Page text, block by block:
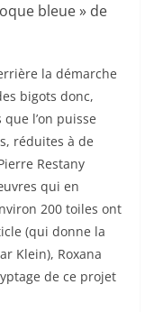
bleue » de
la démarche
bigots donc,
l’on puisse
réduites à de
Restany
qui en
200 toiles ont
(qui donne la
Klein), Roxana
de ce projet